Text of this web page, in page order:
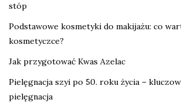
stóp
Podstawowe kosmetyki do makijażu: co
kosmetyczce?
Jak przygotować Kwas Azelac
Pielęgnacja szyi po 50. roku życia –
pielęgnacja